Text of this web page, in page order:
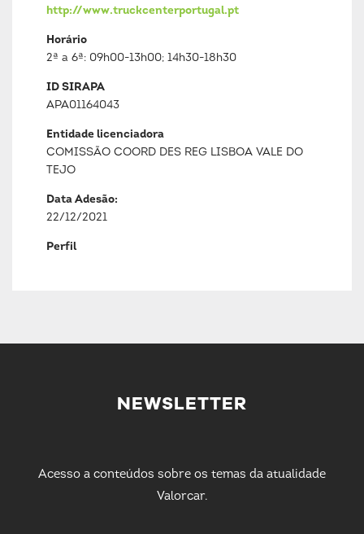
http://www.truckcenterportugal.pt
Horário
2ª a 6ª: 09h00-13h00; 14h30-18h30
ID SIRAPA
APA01164043
Entidade licenciadora
COMISSÃO COORD DES REG LISBOA VALE DO
TEJO
Data Adesão:
22/12/2021
Perfil
NEWSLETTER
Acesso a conteúdos sobre os temas da atualidade
Valorcar.